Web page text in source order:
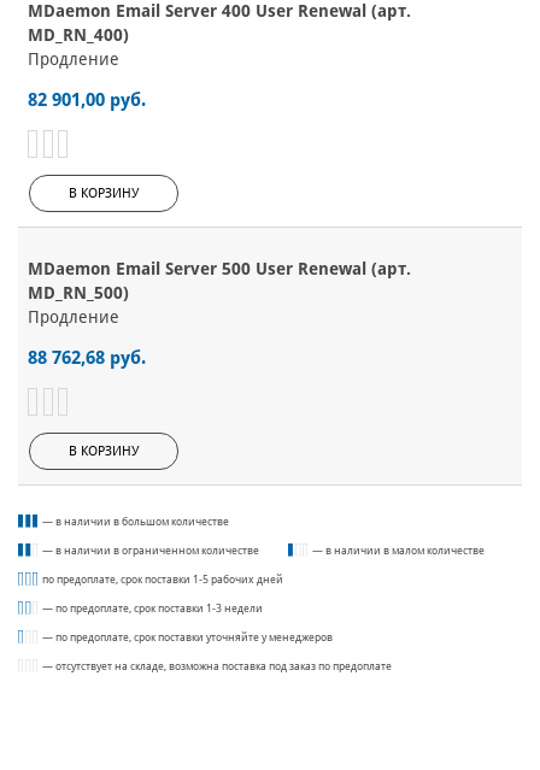
MDaemon Email Server 400 User Renewal (арт.
MD_RN_400)
Продление
82 901,00 руб.
В КОРЗИНУ
MDaemon Email Server 500 User Renewal (арт.
MD_RN_500)
Продление
88 762,68 руб.
В КОРЗИНУ
— в наличии в большом количестве
— в наличии в ограниченном количестве — в наличии в малом количестве
по предоплате, срок поставки 1-5 рабочих дней
— по предоплате, срок поставки 1-3 недели
— по предоплате, срок поставки уточняйте у менеджеров
— отсутствует на складе, возможна поставка под заказ по предоплате